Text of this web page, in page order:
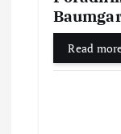
Read